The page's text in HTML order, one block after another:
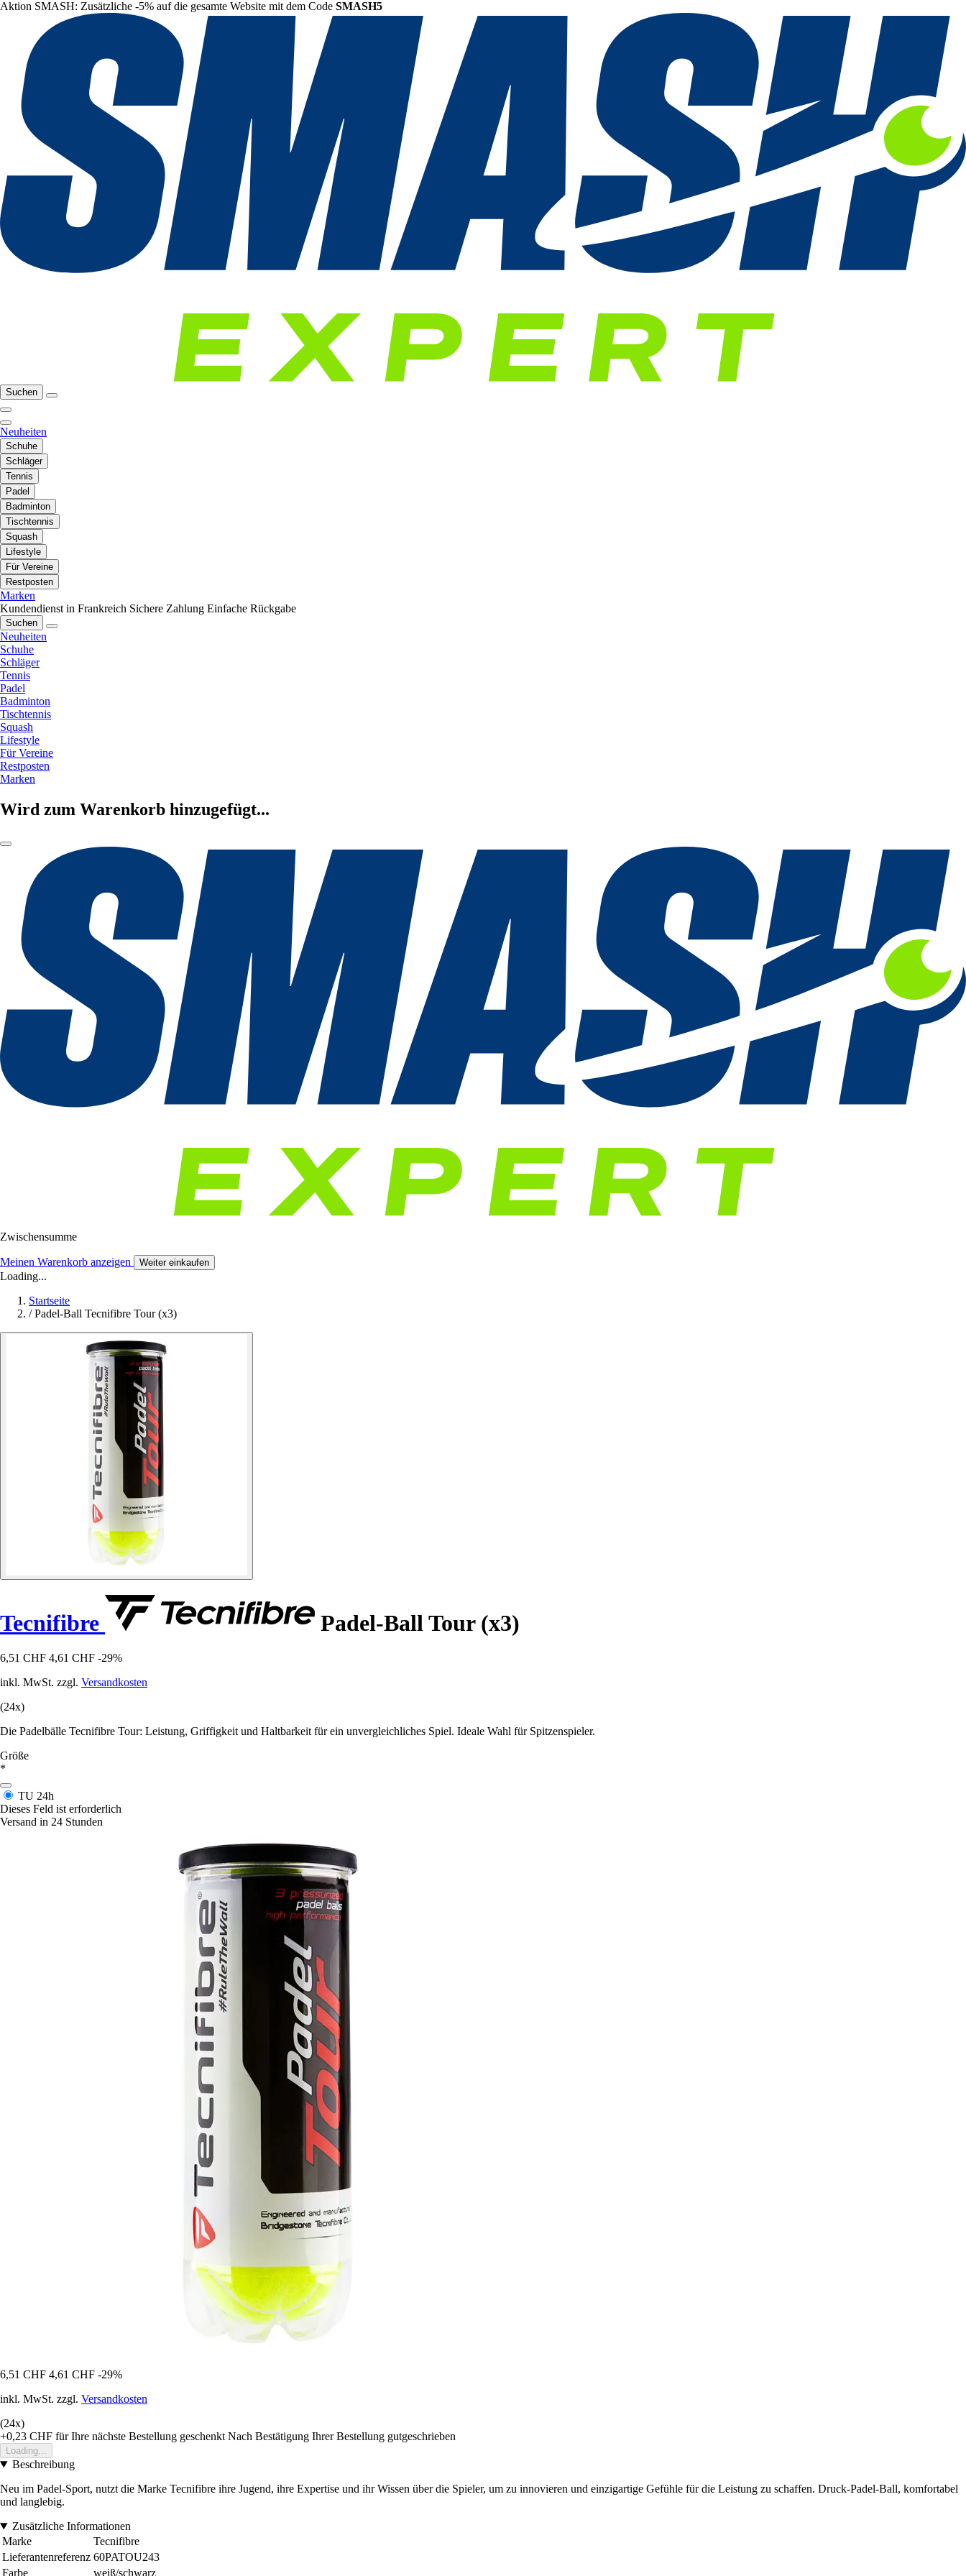
Aktion SMASH: Zusätzliche -5% auf die gesamte Website mit dem Code SMASH5
Suchen
Neuheiten
Schuhe
Schläger
Tennis
Padel
Badminton
Tischtennis
Squash
Lifestyle
Für Vereine
Restposten
Marken
Kundendienst in Frankreich Sichere Zahlung Einfache Rückgabe
Suchen
Neuheiten
Schuhe
Schläger
Tennis
Padel
Badminton
Tischtennis
Squash
Lifestyle
Für Vereine
Restposten
Marken
Wird zum Warenkorb hinzugefügt...
Zwischensumme
Meinen Warenkorb anzeigen Weiter einkaufen
Loading...
Startseite
/ Padel-Ball Tecnifibre Tour (x3)
Tecnifibre Padel-Ball Tour (x3)
6,51 CHF 4,61 CHF -29%
inkl. MwSt. zzgl. Versandkosten
(24x)
Die Padelbälle Tecnifibre Tour: Leistung, Griffigkeit und Haltbarkeit für ein unvergleichliches Spiel. Ideale Wahl für Spitzenspieler.
Größe
*
TU 24h
Dieses Feld ist erforderlich
Versand in 24 Stunden
6,51 CHF 4,61 CHF -29%
inkl. MwSt. zzgl. Versandkosten
(24x)
+0,23 CHF für Ihre nächste Bestellung geschenkt Nach Bestätigung Ihrer Bestellung gutgeschrieben
Loading...
Beschreibung
Neu im Padel-Sport, nutzt die Marke Tecnifibre ihre Jugend, ihre Expertise und ihr Wissen über die Spieler, um zu innovieren und einzigartige Gefühle für die Leistung zu schaffen. Druck-Padel-Ball, komfortabel
und langlebig.
Zusätzliche Informationen
Marke
Tecnifibre
Lieferantenreferenz 60PATOU243
Farbe
weiß/schwarz